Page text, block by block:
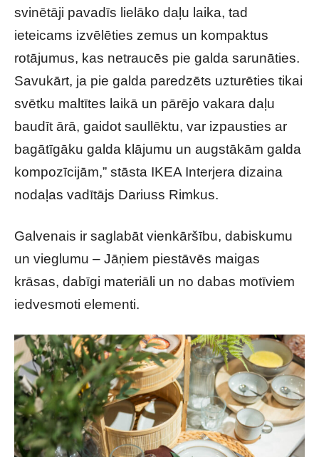
svinētāji pavadīs lielāko daļu laika, tad
ieteicams izvēlēties zemus un kompaktus
rotājumus, kas netraucēs pie galda sarunāties.
Savukārt, ja pie galda paredzēts uzturēties tikai
svētku maltītes laikā un pārējo vakara daļu
baudīt ārā, gaidot saullēktu, var izpausties ar
bagātīgāku galda klājumu un augstākām galda
kompozīcijām,” stāsta IKEA Interjera dizaina
nodaļas vadītājs Dariuss Rimkus.
Galvenais ir saglabāt vienkāršību, dabiskumu
un vieglumu – Jāņiem piestāvēs maigas
krāsas, dabīgi materiāli un no dabas motīviem
iedvesmoti elementi.